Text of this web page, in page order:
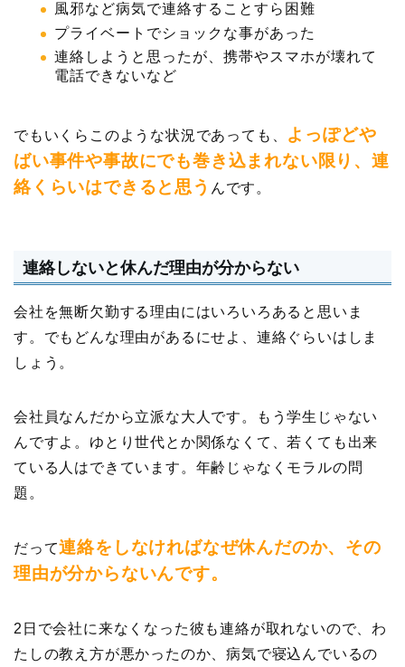
風邪など病気で連絡することすら困難
プライベートでショックな事があった
連絡しようと思ったが、携帯やスマホが壊れて
電話できないなど
でもいくらこのような状況であっても、 よっぽどや
ばい事件や事故にでも巻き込まれない限り、連
絡くらいはできると思う んです。
連絡しないと休んだ理由が分からない
会社を無断欠勤する理由にはいろいろあると思いま
す。でもどんな理由があるにせよ、連絡ぐらいはしま
しょう。
会社員なんだから立派な大人です。もう学生じゃない
んですよ。ゆとり世代とか関係なくて、若くても出来
ている人はできています。年齢じゃなくモラルの問
題。
だって連絡をしなければなぜ休んだのか、その
理由が分からないんです。
2日で会社に来なくなった彼も連絡が取れないので、わ
たしの教え方が悪かったのか、病気で寝込んでいるの